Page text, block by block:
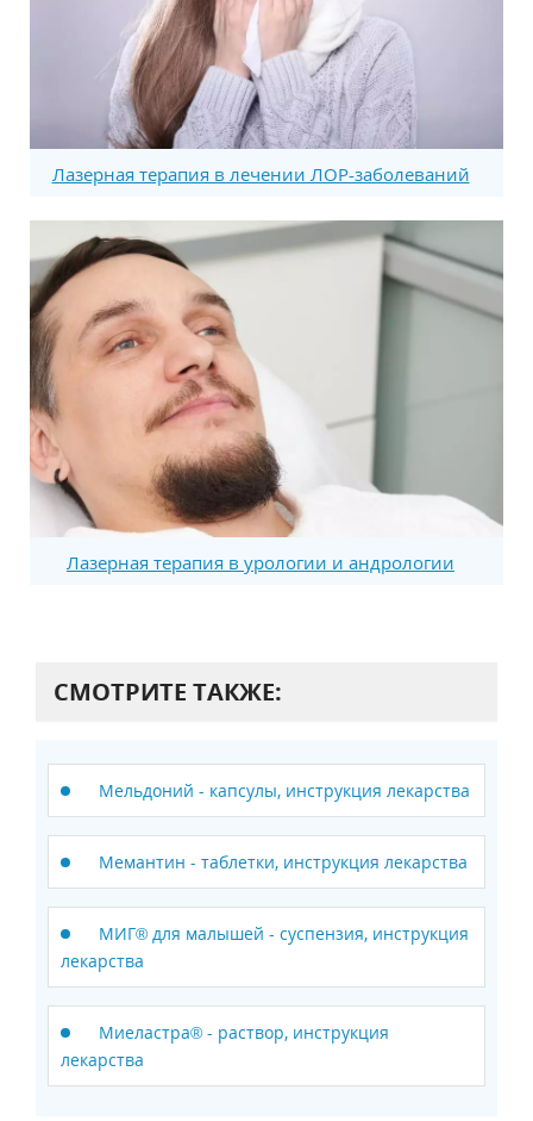
Лазерная терапия в лечении ЛОР-заболеваний
Лазерная терапия в урологии и андрологии
СМОТРИТЕ ТАКЖЕ:
Мельдоний - капсулы, инструкция лекарства
Мемантин - таблетки, инструкция лекарства
МИГ® для малышей - суспензия, инструкция
лекарства
Миеластра® - раствор, инструкция
лекарства